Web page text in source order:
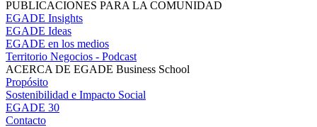
PUBLICACIONES PARA LA COMUNIDAD
EGADE Insights
EGADE Ideas
EGADE en los medios
Territorio Negocios - Podcast
ACERCA DE EGADE Business School
Propósito
Sostenibilidad e Impacto Social
EGADE 30
Contacto